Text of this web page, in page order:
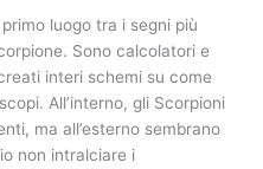
luogo tra i segni più
Sono calcolatori e
interi schemi su come
All’interno, gli Scorpioni
ma all’esterno sembrano
non intralciare i